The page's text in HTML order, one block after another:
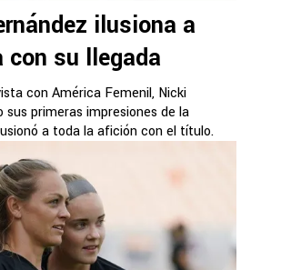
ilusiona a
con su llegada
con América Femenil, Nicki
sus primeras impresiones de la
a toda la afición con el título.